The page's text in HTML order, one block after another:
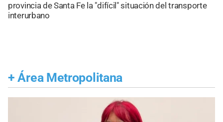
provincia de Santa Fe la "difícil" situación del transporte
interurbano
+ Área Metropolitana